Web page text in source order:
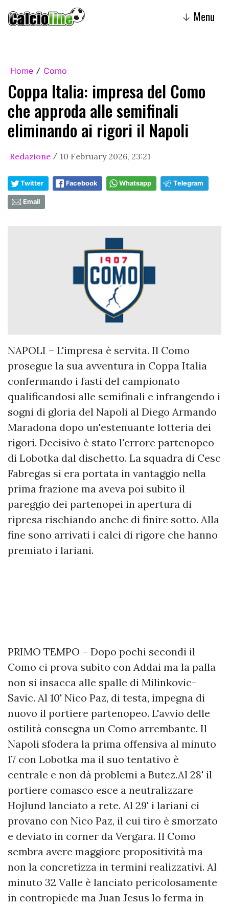
↓ Menu
Home / Como
Coppa Italia: impresa del Como
che approda alle semifinali
eliminando ai rigori il Napoli
Redazione / 10 February 2026, 23:21
Twitter Facebook Whatsapp Telegram
Email
NAPOLI – L'impresa è servita. Il Como
prosegue la sua avventura in Coppa Italia
confermando i fasti del campionato
qualificandosi alle semifinali e infrangendo i
sogni di gloria del Napoli al Diego Armando
Maradona dopo un'estenuante lotteria dei
rigori. Decisivo è stato l'errore partenopeo
di Lobotka dal dischetto. La squadra di Cesc
Fabregas si era portata in vantaggio nella
prima frazione ma aveva poi subito il
pareggio dei partenopei in apertura di
ripresa rischiando anche di finire sotto. Alla
fine sono arrivati i calci di rigore che hanno
premiato i lariani.
PRIMO TEMPO – Dopo pochi secondi il
Como ci prova subito con Addai ma la palla
non si insacca alle spalle di Milinkovic-
Savic. Al 10' Nico Paz, di testa, impegna di
nuovo il portiere partenopeo. L'avvio delle
ostilità consegna un Como arrembante. Il
Napoli sfodera la prima offensiva al minuto
17 con Lobotka ma il suo tentativo è
centrale e non dà problemi a Butez.Al 28' il
portiere comasco esce a neutralizzare
Hojlund lanciato a rete. Al 29' i lariani ci
provano con Nico Paz, il cui tiro è smorzato
e deviato in corner da Vergara. Il Como
sembra avere maggiore propositività ma
non la concretizza in termini realizzativi. Al
minuto 32 Valle è lanciato pericolosamente
in contropiede ma Juan Jesus lo ferma in